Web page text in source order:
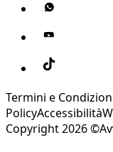
Termini e
PolicyAccessibilità
Copyright 2026